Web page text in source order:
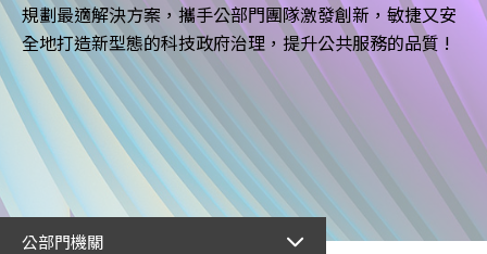
規劃最適解決方案，攜手公部門團隊激發創新，敏捷又安
全地打造新型態的科技政府治理，提升公共服務的品質 !
公部門機關